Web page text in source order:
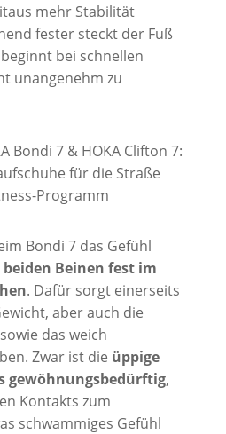
mehr Stabilität
fester steckt der Fuß
bei schnellen
unangenehm zu
Bondi 7 das Gefühl
Beinen fest im
. Dafür sorgt einerseits
aber auch die
das weich
Zwar ist die üppige
gewöhnungsbedürftig,
Kontakts zum
schwammiges Gefühl